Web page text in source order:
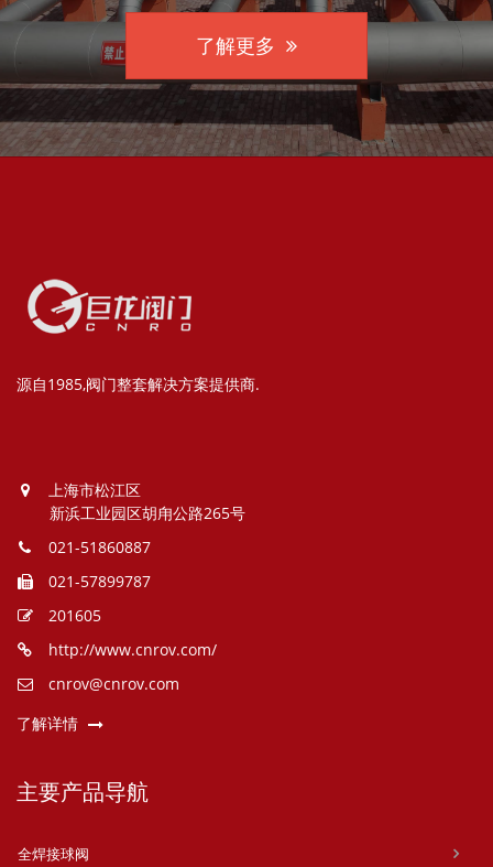
了解更多
源自1985,阀门整套解决方案提供商.
上海市松江区
新浜工业园区胡甪公路265号
021-51860887
021-57899787
201605
http://www.cnrov.com/
cnrov@cnrov.com
了解详情
主要产品导航
全焊接球阀